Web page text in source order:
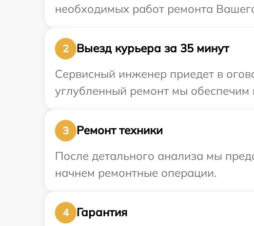
необходимых работ ремонта
2
Выезд курьера за 35 минут
Сервисный инженер приедет в
углубленный ремонт мы обеспечим
3
Ремонт техники
После детального анализа мы
начнем ремонтные операции.
4
Гарантия